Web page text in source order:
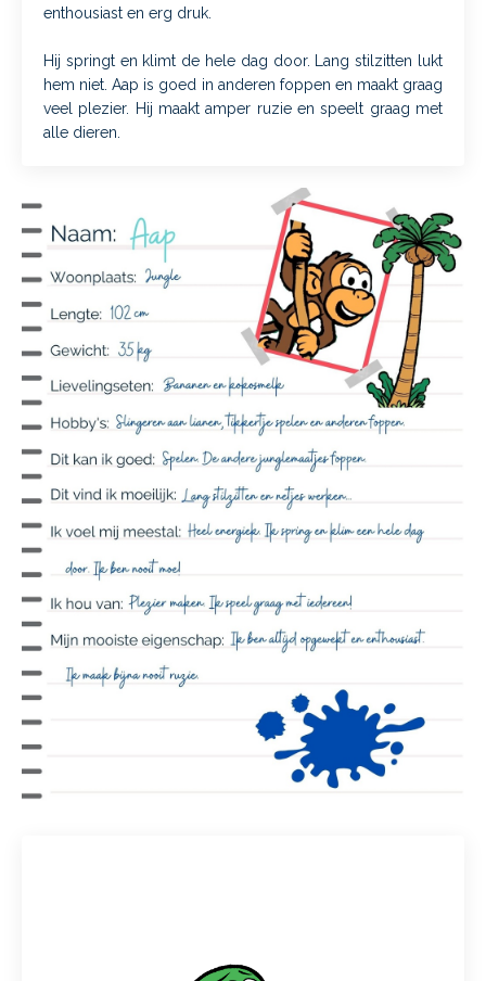
enthousiast en erg druk.
Hij springt en klimt de hele dag door. Lang stilzitten lukt
hem niet. Aap is goed in anderen foppen en maakt graag
veel plezier. Hij maakt amper ruzieen speelt graag met
alle dieren.